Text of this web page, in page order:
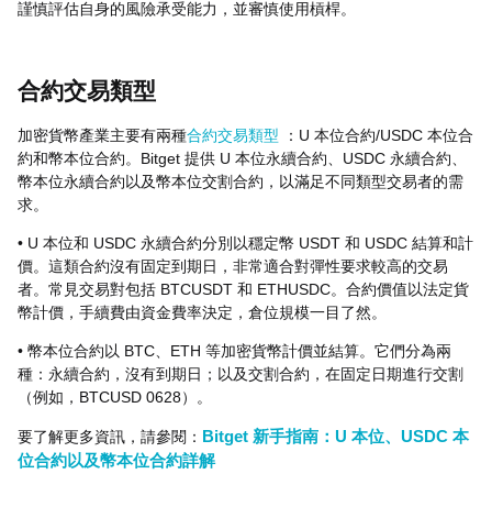
謹慎評估自身的風險承受能力，並審慎使用槓桿。
合約交易類型
加密貨幣產業主要有兩種合約交易類型
：U 本位合約/USDC 本位合
約和幣本位合約。Bitget 提供 U 本位永續合約、USDC 永續合約、
幣本位永續合約以及幣本位交割合約，以滿足不同類型交易者的需
求。
• U 本位和 USDC 永續合約分別以穩定幣 USDT 和 USDC 結算和計
價。這類合約沒有固定到期日，非常適合對彈性要求較高的交易
者。常見交易對包括 BTCUSDT 和 ETHUSDC。合約價值以法定貨
幣計價，手續費由資金費率決定，倉位規模一目了然。
• 幣本位合約以 BTC、ETH 等加密貨幣計價並結算。它們分為兩
種：永續合約，沒有到期日；以及交割合約，在固定日期進行交割
（例如，BTCUSD 0628）。
要了解更多資訊，請參閱： Bitget 新手指南：U 本位、USDC 本
位合約以及幣本位合約詳解